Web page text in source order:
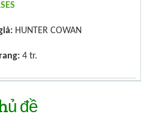
HUNTER COWAN
4 tr.
đề